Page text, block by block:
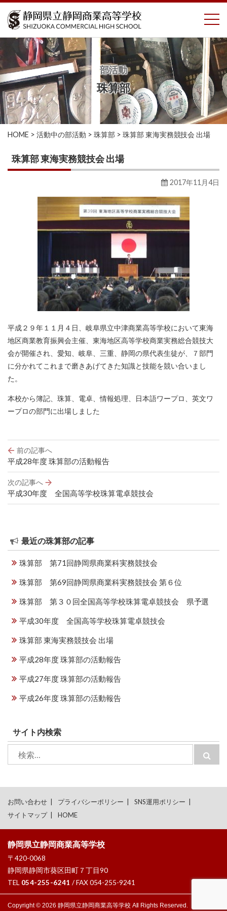
コ
ツ
へ
ス
キ
ッ
プ
部活動
珠算部
HOME > 活動中の部活動 > 珠算部 > 珠算部 東海実務競技会 出場
珠算部 東海実務競技会 出場
2017年11月4日
平成２９年１１月４日、岐阜県立中津商業高等学校において東海
地区商業教育振興会主催、東海地区高等学校商業実務総合競技大
会が開催され、愛知、岐阜、三重、静岡の県代表生徒が、７部門
に分かれてこれまで磨きあげてきた知識と技能を競い合いまし
た。
本校から簿記、珠算、電卓、情報処理、日本語ワープロ、英文ワ
ープロの部門に出場しました
投
稿
ナ
ビ
ゲ
ー
ン
前の記事へ
平成28年度 珠算部の活動報告
次の記事へ
平成30年度 全国高等学校珠算電卓競技会
最近の珠算部の記事
珠算部 第71回静岡県商業科実務競技会
珠算部 第69回静岡県商業科実務競技会 第６位
珠算部 第３０回全国高等学校珠算電卓競技会 県予選
平成30年度 全国高等学校珠算電卓競技会
珠算部 東海実務競技会 出場
平成28年度 珠算部の活動報告
平成27年度 珠算部の活動報告
平成26年度 珠算部の活動報告
サイト内検索
索:
索
お問い合わせ プライバシーポリシー
SNS運用ポリシー
サイトマップ
HOME
静岡県立静岡商業高等学校
〒420-0068
静岡県静岡市葵区田町７丁目90
TEL 054-255-6241 / FAX 054-255-9241
Copyright © 2026 静岡県立静岡商業高等学校 All Rights Reserved.